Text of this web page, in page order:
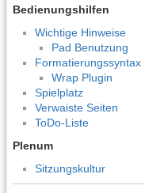
Bedienungshilfen
Wichtige Hinweise
Pad Benutzung
Formatierungssyntax
Wrap Plugin
Spielplatz
Verwaiste Seiten
ToDo-Liste
Plenum
Sitzungskultur